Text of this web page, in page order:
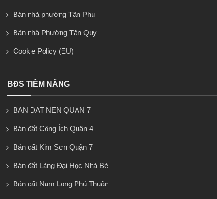
Bán nhà phường Tân Phú
Bán nhà Phường Tân Quy
Cookie Policy (EU)
BĐS TIỀM NĂNG
BAN DAT NEN QUAN 7
Bán đất Công Ích Quận 4
Bán đất Kim Sơn Quận 7
Bán đất Làng Đại Học Nhà Bè
Bán đất Nam Long Phú Thuận